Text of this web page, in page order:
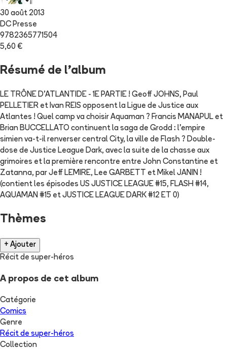
30 août 2013
DC Presse
9782365771504
5,60 €
Résumé de l'album
LE TRÔNE D'ATLANTIDE - 1E PARTIE ! Geoff JOHNS, Paul
PELLETIER et Ivan REIS opposent la Ligue de Justice aux
Atlantes ! Quel camp va choisir Aquaman ? Francis MANAPUL et
Brian BUCCELLATO continuent la saga de Grodd : l'empire
simien va-t-il renverser central City, la ville de Flash ? Double-
dose de Justice League Dark, avec la suite de la chasse aux
grimoires et la première rencontre entre John Constantine et
Zatanna, par Jeff LEMIRE, Lee GARBETT et Mikel JANIN !
(contient les épisodes US JUSTICE LEAGUE #15, FLASH #14,
AQUAMAN #15 et JUSTICE LEAGUE DARK #12 ET 0)
Thèmes
+ Ajouter
Récit de super-héros
A propos de cet album
Catégorie
Comics
Genre
Récit de super-héros
Collection